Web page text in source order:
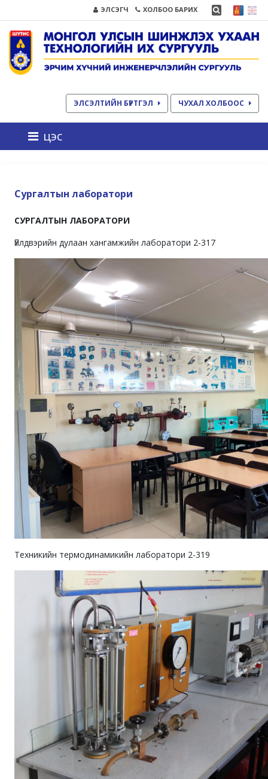
ЭЛСЭГЧ ХОЛБОО БАРИХ
ЭЛСЭЛТИЙН БҮРТГЭЛ ЧУХАЛ ХОЛБООС
цэс
Сургалтын лаборатори
СУРГАЛТЫН ЛАБОРАТОРИ
Үйлдвэрийн дулаан хангамжийн лаборатори 2-317
Техникийн термодинамикийн лаборатори 2-319